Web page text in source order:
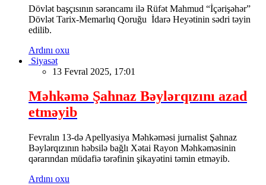
Dövlət başçısının sərəncamı ilə Rüfət Mahmud “İçərişəhər”
Dövlət Tarix-Memarlıq Qoruğu İdarə Heyətinin sədri təyin
edilib.
Ardını oxu
Siyasət
13 Fevral 2025, 17:01
Məhkəmə Şahnaz Bəylərqızını azad
etməyib
Fevralın 13-də Apellyasiya Məhkəməsi jurnalist Şahnaz
Bəylərqızının həbsilə bağlı Xətai Rayon Məhkəməsinin
qərarından müdafiə tərəfinin şikayətini təmin etməyib.
Ardını oxu